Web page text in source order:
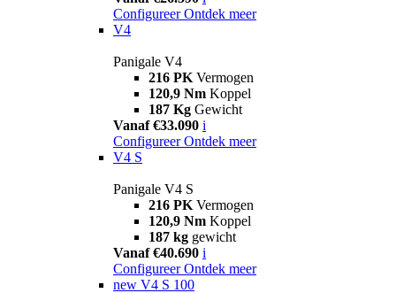
Configureer Ontdek meer
V4
Panigale V4
216 PK Vermogen
120,9 Nm Koppel
187 Kg Gewicht
Vanaf €33.090 i
Configureer Ontdek meer
V4 S
Panigale V4 S
216 PK Vermogen
120,9 Nm Koppel
187 kg gewicht
Vanaf €40.690 i
Configureer Ontdek meer
new V4 S 100